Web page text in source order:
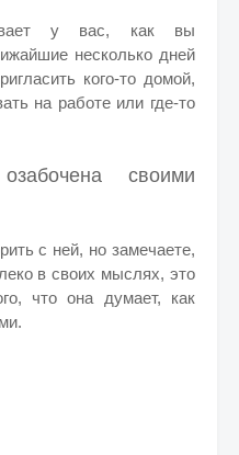
у вас, как вы
несколько дней
кого-то домой,
на работе или где-то
своими
с ней, но замечаете,
в своих мыслях, это
что она думает, как